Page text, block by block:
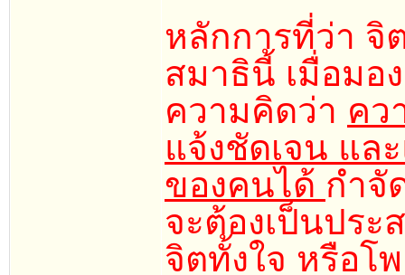
หลักการที่ว่า จิ
สมาธินี้ เมื่อมอ
ความคิดว่า คว
แจ้งชัดเจน แล
ของคนได้ กำจั
จะต้องเป็นปร
จิตทั้งใจ หรือโ